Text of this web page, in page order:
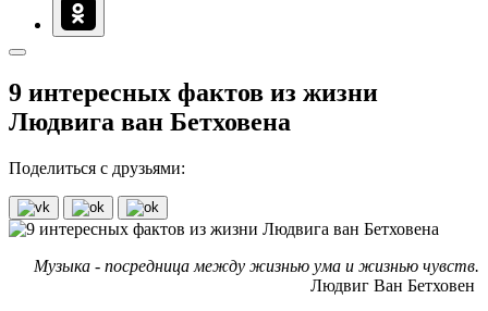
9 интересных фактов из жизни
Людвига ван Бетховена
Поделиться с друзьями:
Музыка - посредница между жизнью ума и жизнью чувств.
Людвиг Ван Бетховен